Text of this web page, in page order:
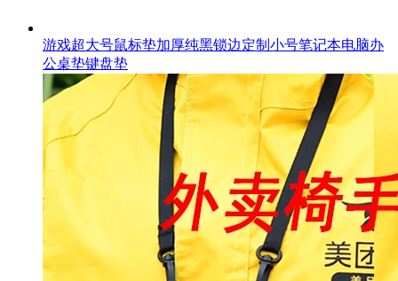
游戏超大号鼠标垫加厚纯黑锁边定制小号笔记本电脑办
公桌垫键盘垫